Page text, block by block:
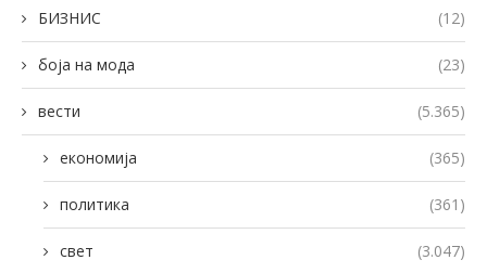
БИЗНИС (12)
боја на мода (23)
вести (5.365)
економија (365)
политика (361)
свет (3.047)